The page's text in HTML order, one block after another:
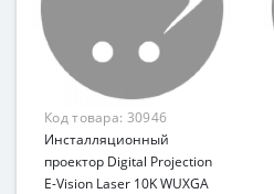
Код товара: 30946
Инсталляционный
проектор Digital Projection
E-Vision Laser 10K WUXGA